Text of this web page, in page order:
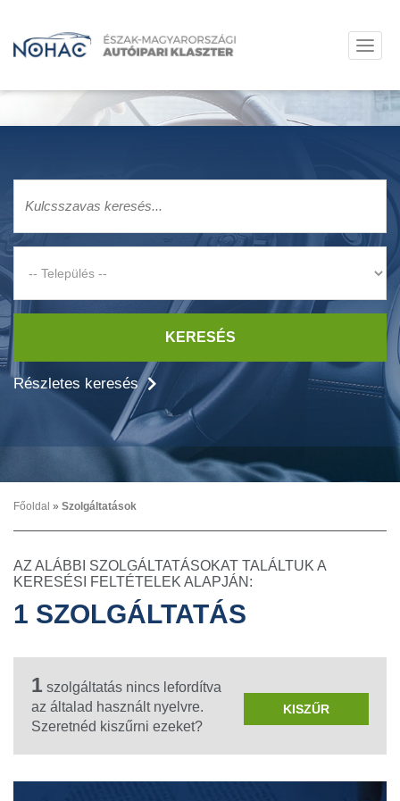
KERESÉS
Részletes keresés
Főoldal » Szolgáltatások
AZ ALÁBBI SZOLGÁLTATÁSOKAT TALÁLTUK A
KERESÉSI FELTÉTELEK ALAPJÁN:
1 SZOLGÁLTATÁS
1 szolgáltatás nincs lefordítva
az általad használt nyelvre.
Szeretnéd kiszűrni ezeket?
KISZŰR